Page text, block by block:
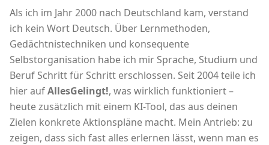
Als ich im Jahr 2000 nach Deutschland kam, verstand
ich kein Wort Deutsch. Über Lernmethoden,
Gedächtnistechniken und konsequente
Selbstorganisation habe ich mir Sprache, Studium und
Beruf Schritt für Schritt erschlossen. Seit 2004 teile ich
hier aufAllesGelingt!, was wirklich funktioniert –
heute zusätzlich mit einem KI-Tool, das aus deinen
Zielen konkrete Aktionspläne macht. Mein Antrieb: zu
zeigen, dass sich fast alles erlernen lässt, wenn man es